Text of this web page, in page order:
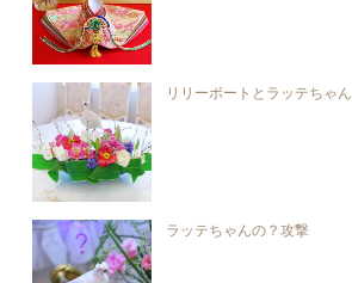
リリーボートとラッテちゃん
ラッテちゃんの？攻撃